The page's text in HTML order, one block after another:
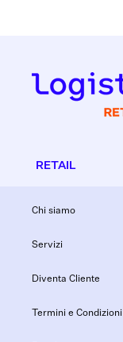
RETAIL
Chi siamo
Servizi
Diventa Cliente
Termini e Condizioni